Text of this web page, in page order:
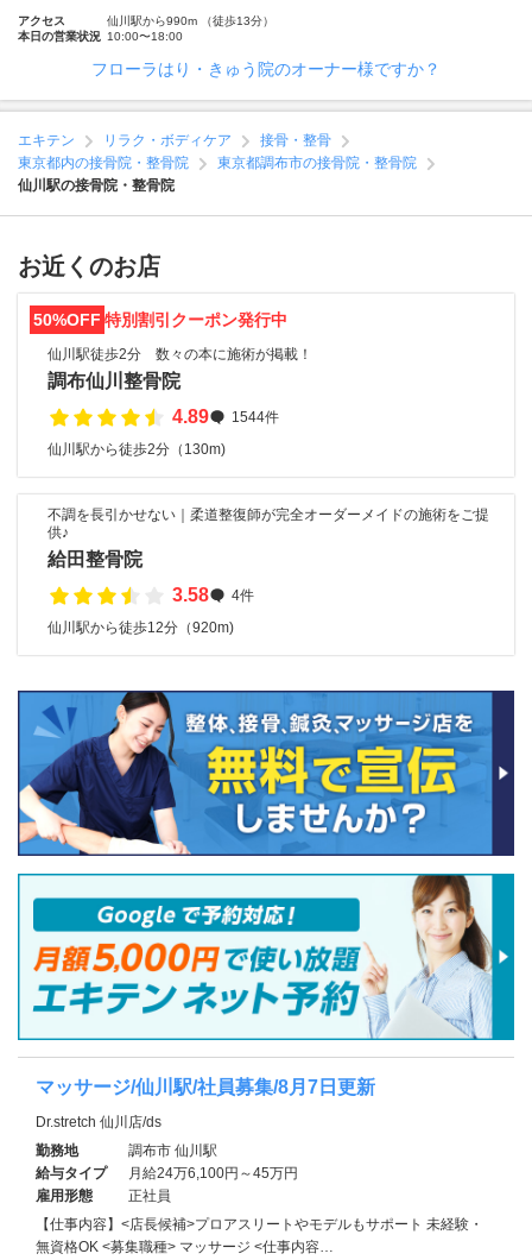
アクセス
仙川駅から990m （徒歩13分）
本日の営業状況 10:00〜18:00
フローラはり・きゅう院のオーナー様ですか？
エキテン リラク・ボディケア
接骨・整骨
東京都内の接骨院・整骨院
東京都調布市の接骨院・整骨院
仙川駅の接骨院・整骨院
お近くのお店
50%OFF 特別割引クーポン発行中
仙川駅徒歩2分 数々の本に施術が掲載！
調布仙川整骨院
4.89
1544件
仙川駅から徒歩2分（130m)
不調を長引かせない｜柔道整復師が完全オーダーメイドの施術をご提
供♪
給田整骨院
3.58
4件
仙川駅から徒歩12分（920m)
マッサージ/仙川駅/社員募集/8月7日更新
Dr.stretch 仙川店/ds
勤務地
調布市 仙川駅
給与タイプ
月給24万6,100円～45万円
雇用形態
正社員
【仕事内容】<店長候補>プロアスリートやモデルもサポート 未経験・
無資格OK <募集職種> マッサージ <仕事内容…